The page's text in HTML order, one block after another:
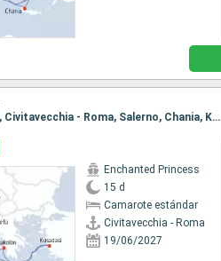
Itinerario : Civitavecchia - Roma, Corfú, Kotor, Dubrovnik, Nápoles, Civitavecchia - Roma, Salerno, Chania, Kusadasi, Katakolon, Civitavecchia - Roma
Enchanted Princess
15 d
Camarote estándar
Civitavecchia - Roma
19/06/2027